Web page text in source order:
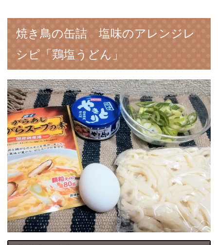
焼き鳥の缶詰 塩味のアレンジレ
シピ「鶏塩うどん」